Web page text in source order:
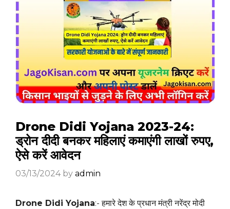
Drone Didi Yojana 2023-24:
ड्रोन दीदी बनकर महिलाएं कमाएंगी लाखों रुपए,
ऐसे करें आवेदन
03/13/2024 by admin
Drone Didi Yojana:- हमारे देश के प्रधान मंत्री नरेंद्र मोदी